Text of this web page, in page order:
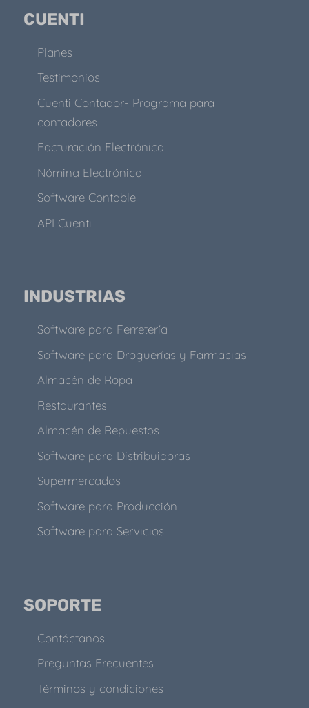
CUENTI
Planes
Testimonios
Cuenti Contador- Programa para
contadores
Facturación Electrónica
Nómina Electrónica
Software Contable
API Cuenti
INDUSTRIAS
Software para Ferretería
Software para Droguerías y Farmacias
Almacén de Ropa
Restaurantes
Almacén de Repuestos
Software para Distribuidoras
Supermercados
Software para Producción
Software para Servicios
SOPORTE
Contáctanos
Preguntas Frecuentes
Términos y condiciones